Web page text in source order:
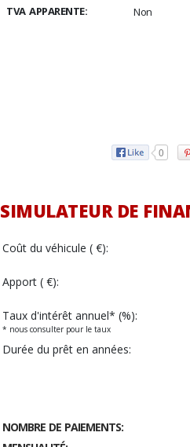
TVA APPARENTE:
Non
0
SIMULATEUR DE
Coût du véhicule ( €):
Apport ( €):
Taux d'intérêt annuel* (%):
* nous consulter pour le taux
Durée du prêt en années:
NOMBRE DE PAIEMENTS: